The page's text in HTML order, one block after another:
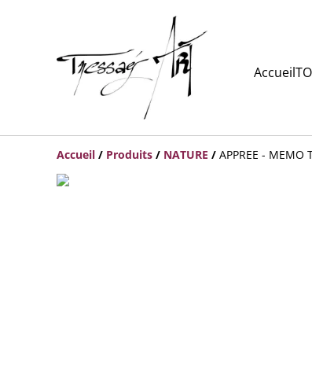
Accueil
Accueil / Produits / NATURE / APPREE - MEMO